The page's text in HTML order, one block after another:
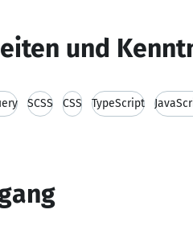
und
SCSS CSS TypeScript